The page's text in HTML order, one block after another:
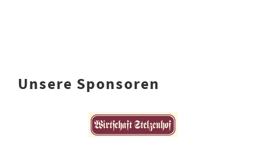
Unsere Sponsoren